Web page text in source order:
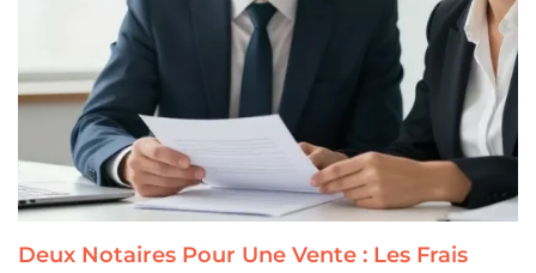
Deux Notaires Pour Une Vente : Les Frais